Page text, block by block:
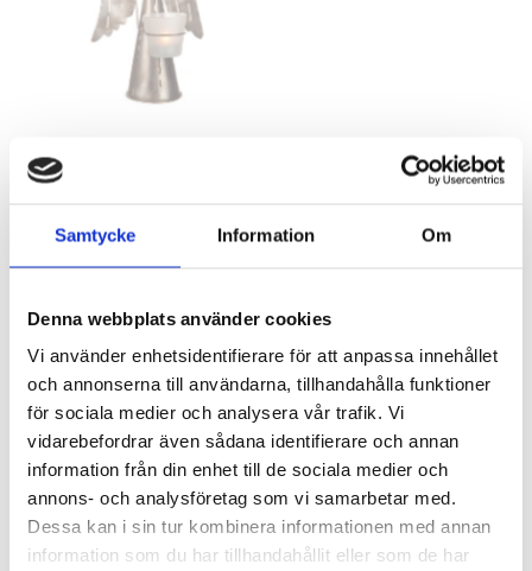
Samtycke Information Om
Denna webbplats använder cookies
Vi använder enhetsidentifierare för att anpassa innehållet
och annonserna till användarna, tillhandahålla funktioner
för sociala medier och analysera vår trafik. Vi
vidarebefordrar även sådana identifierare och annan
information från din enhet till de sociala medier och
annons- och analysföretag som vi samarbetar med.
Dessa kan i sin tur kombinera informationen med annan
information som du har tillhandahållit eller som de har
Ljuslykta ängel i plåt SALE
30 cm
Ljusstake på lavasten SALE
28 cm